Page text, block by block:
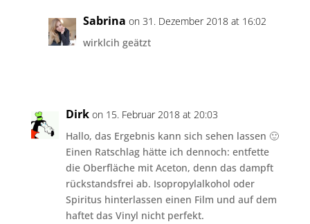
Sabrina on 31. Dezember 2018 at 16:02
wirklcih geätzt
Dirk on 15. Februar 2018 at 20:03
Hallo, das Ergebnis kann sich sehen lassen 🙂
Einen Ratschlag hätte ich dennoch: entfette
die Oberfläche mit Aceton, denn das dampft
rückstandsfrei ab. Isopropylalkohol oder
Spiritus hinterlassen einen Film und auf dem
haftet das Vinyl nicht perfekt.